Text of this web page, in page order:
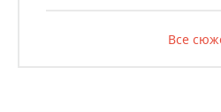
Все